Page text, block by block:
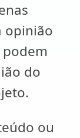
opinião
do
ou